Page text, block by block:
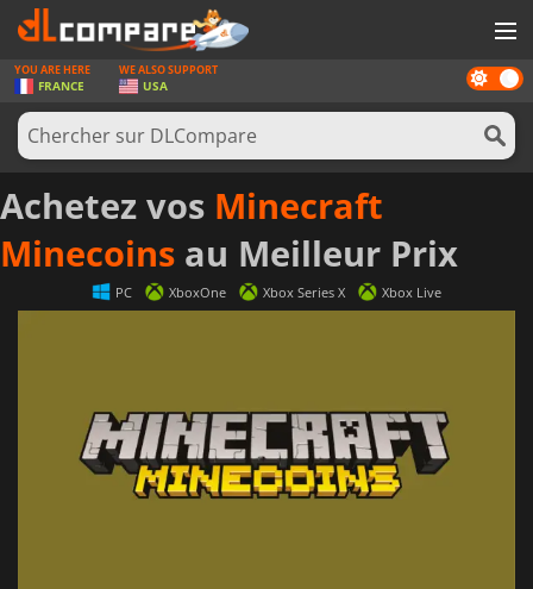
JEUX
CARTES PRÉPAYÉES
LOGICIELS
CONCOURS
MATÉRIEL
Dark
mode
YOU ARE HERE
FRANCE
WE ALSO SUPPORT
USA
Achetez vos Minecraft
Minecoins au Meilleur Prix
PC XboxOne Xbox Series X Xbox Live